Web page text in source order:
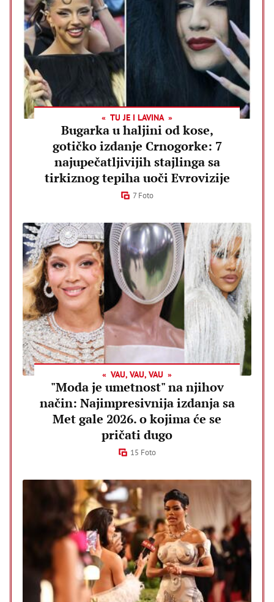
TU JE I LAVINA
Bugarka u haljini od kose,
gotičko izdanje Crnogorke: 7
najupečatljivijih stajlinga sa
tirkiznog tepiha uoči Evrovizije
7 Foto
VAU, VAU, VAU
"Moda je umetnost" na njihov
način: Najimpresivnija izdanja sa
Met gale 2026. o kojima će se
pričati dugo
15 Foto